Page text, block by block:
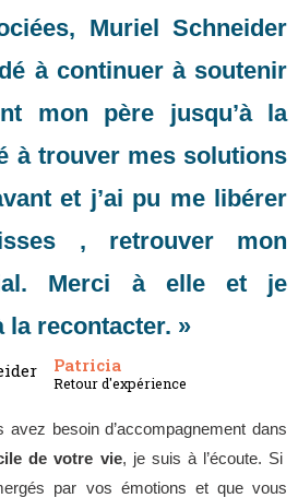
Muriel Schneider
à continuer à soutenir
mon père jusqu’à la
à trouver mes solutions
et j’ai pu me libérer
, retrouver mon
Merci à elle et je
la recontacter. »
Patricia
Retour d'expérience
besoin d’accompagnement dans
de votre vie, je suis à l’écoute. Si
par vos émotions et que vous